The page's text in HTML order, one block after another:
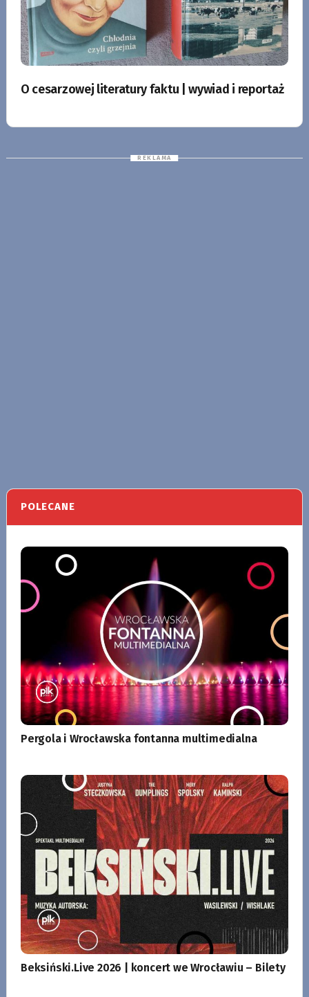
O cesarzowej literatury faktu | wywiad i reportaż
POLECANE
Pergola i Wrocławska fontanna multimedialna
Beksiński.Live 2026 | koncert we Wrocławiu – Bilety